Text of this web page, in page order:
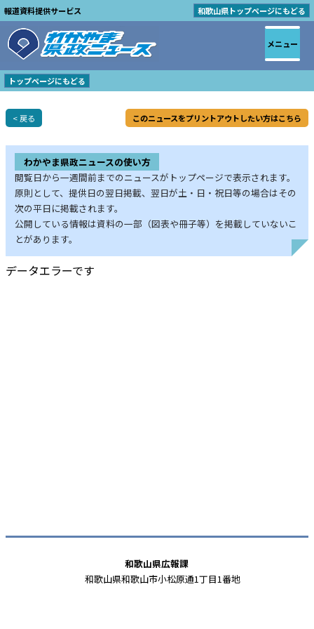
報道資料提供サービス 和歌山県トップページにもどる
トップページにもどる
< 戻る このニュースをプリントアウトしたい方はこちら
わかやま県政ニュースの使い方
閲覧日から一週間前までのニュースがトップページで表示されます。
原則として、提供日の翌日掲載、翌日が土・日・祝日等の場合はその
次の平日に掲載されます。
公開している情報は資料の一部（図表や冊子等）を掲載していないこ
とがあります。
データエラーです
メニュー
和歌山県広報課
和歌山県和歌山市小松原通1丁目1番地